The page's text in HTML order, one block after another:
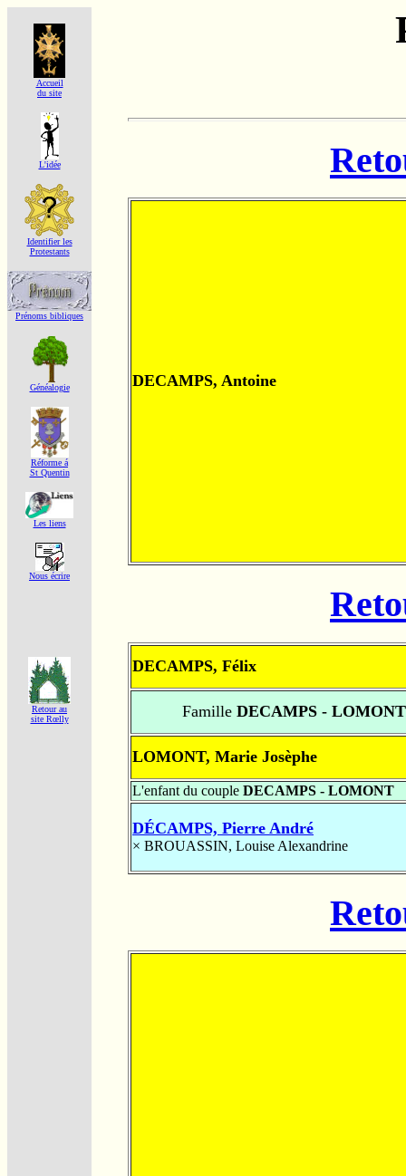
Accueil
du site
L'idée
Identifier les
Protestants
Prénoms bibliques
Généalogie
Réforme á
St Quentin
Les liens
Nous écrire
Retour au
site Rœlly
DECAMPS, Antoine
DECAMPS, Félix
Famille DECAMPS - LOMONT
LOMONT, Marie Josèphe
L'enfant du couple DECAMPS - LOMONT
DÉCAMPS, Pierre André
× BROUASSIN, Louise Alexandrine